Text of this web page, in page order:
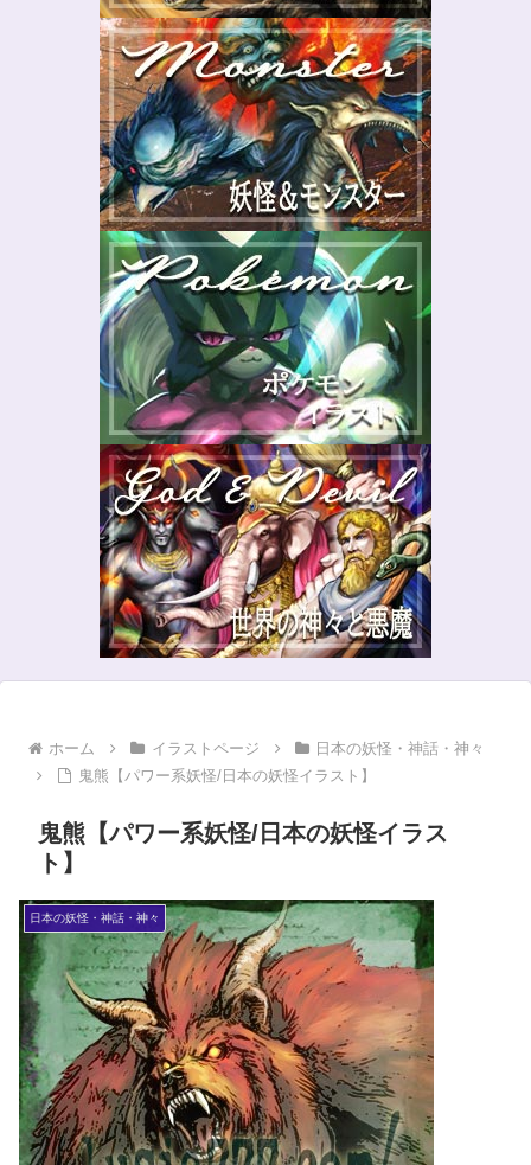
ホーム イラストページ
日本の妖怪・神話・神々
鬼熊【パワー系妖怪/日本の妖怪イラスト】
鬼熊【パワー系妖怪/日本の妖怪イラス
ト】
日本の妖怪・神話・神々